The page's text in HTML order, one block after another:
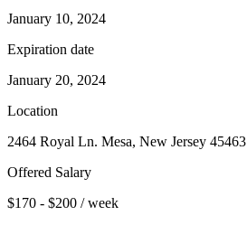
January 10, 2024
Expiration date
January 20, 2024
Location
2464 Royal Ln. Mesa, New Jersey 45463
Offered Salary
$170 - $200 / week